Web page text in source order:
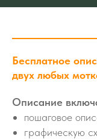
Бесплатное
двух любых
Описание
пошаговое
графическую